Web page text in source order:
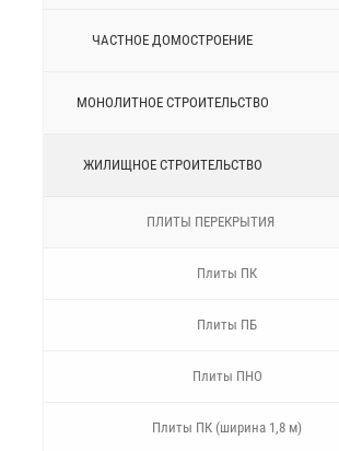
ЧАСТНОЕ ДОМОСТРОЕНИЕ
МОНОЛИТНОЕ СТРОИТЕЛЬСТВО
ЖИЛИЩНОЕ СТРОИТЕЛЬСТВО
ПЛИТЫ ПЕРЕКРЫТИЯ
Плиты ПК
Плиты ПБ
Плиты ПНО
Плиты ПК (ширина 1,8 м)